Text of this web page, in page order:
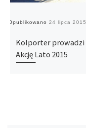
Opublikowano 24 lipca 2015
Kolporter prowadzi
Akcję Lato 2015